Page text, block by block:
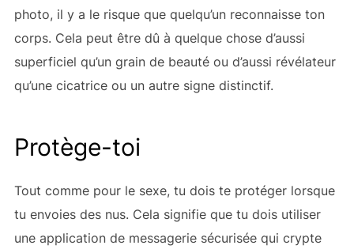
photo, il y a le risque que quelqu’un reconnaisse ton
corps. Cela peut être dû à quelque chose d’aussi
superficiel qu’un grain de beauté ou d’aussi révélateur
qu’une cicatrice ou un autre signe distinctif.
Protège-toi
Tout comme pour le sexe, tu dois te protéger lorsque
tu envoies des nus. Cela signifie que tu dois utiliser
une application de messagerie sécurisée qui crypte